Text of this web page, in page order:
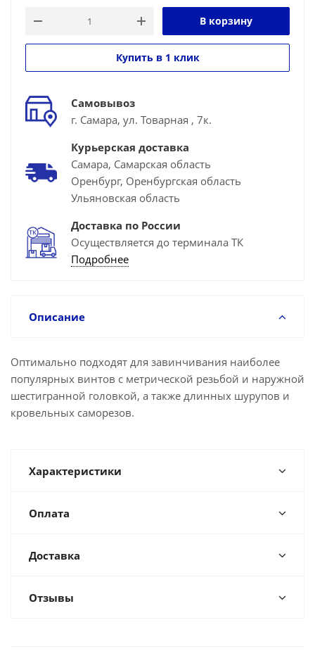
В корзину
Купить в 1 клик
Самовывоз
г. Самара, ул. Товарная , 7к.
Курьерская доставка
Самара, Самарская область
Оренбург, Оренбургская область
Ульяновская область
Доставка по России
Осуществляется до терминала ТК
Подробнее
Описание
Оптимально подходят для завинчивания наиболее
популярных винтов с метрической резьбой и наружной
шестигранной головкой, а также длинных шурупов и
кровельных саморезов.
Характеристики
Оплата
Доставка
Отзывы